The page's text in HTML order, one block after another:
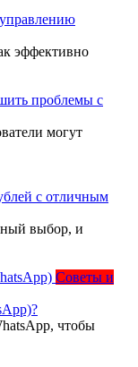
эффективно
проблемы с
могут
с отличным
выбор, и
Советы и
чтобы